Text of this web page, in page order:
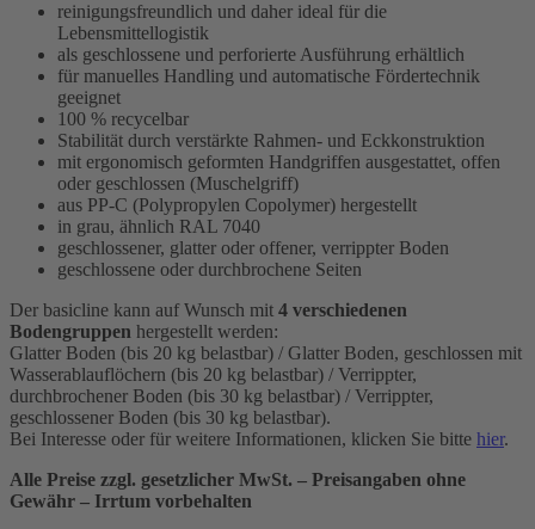
reinigungsfreundlich und daher ideal für die
Lebensmittellogistik
als geschlossene und perforierte Ausführung erhältlich
für manuelles Handling und automatische Fördertechnik
geeignet
100 % recycelbar
Stabilität durch verstärkte Rahmen- und Eckkonstruktion
mit ergonomisch geformten Handgriffen ausgestattet, offen
oder geschlossen (Muschelgriff)
aus PP-C (Polypropylen Copolymer) hergestellt
in grau, ähnlich RAL 7040
geschlossener, glatter oder offener, verrippter Boden
geschlossene oder durchbrochene Seiten
Der basicline kann auf Wunsch mit 4 verschiedenen
Bodengruppen hergestellt werden:
Glatter Boden (bis 20 kg belastbar) / Glatter Boden, geschlossen mit
Wasserablauflöchern (bis 20 kg belastbar) / Verrippter,
durchbrochener Boden (bis 30 kg belastbar) / Verrippter,
geschlossener Boden (bis 30 kg belastbar).
Bei Interesse oder für weitere Informationen, klicken Sie bitte hier.
Alle Preise zzgl. gesetzlicher MwSt. – Preisangaben ohne
Gewähr – Irrtum vorbehalten